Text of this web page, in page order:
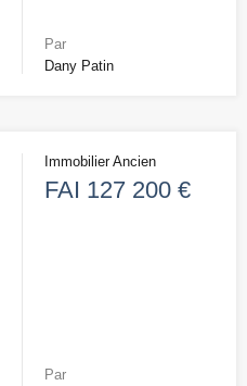
Par
Dany Patin
Immobilier Ancien
FAI 127 200 €
Par